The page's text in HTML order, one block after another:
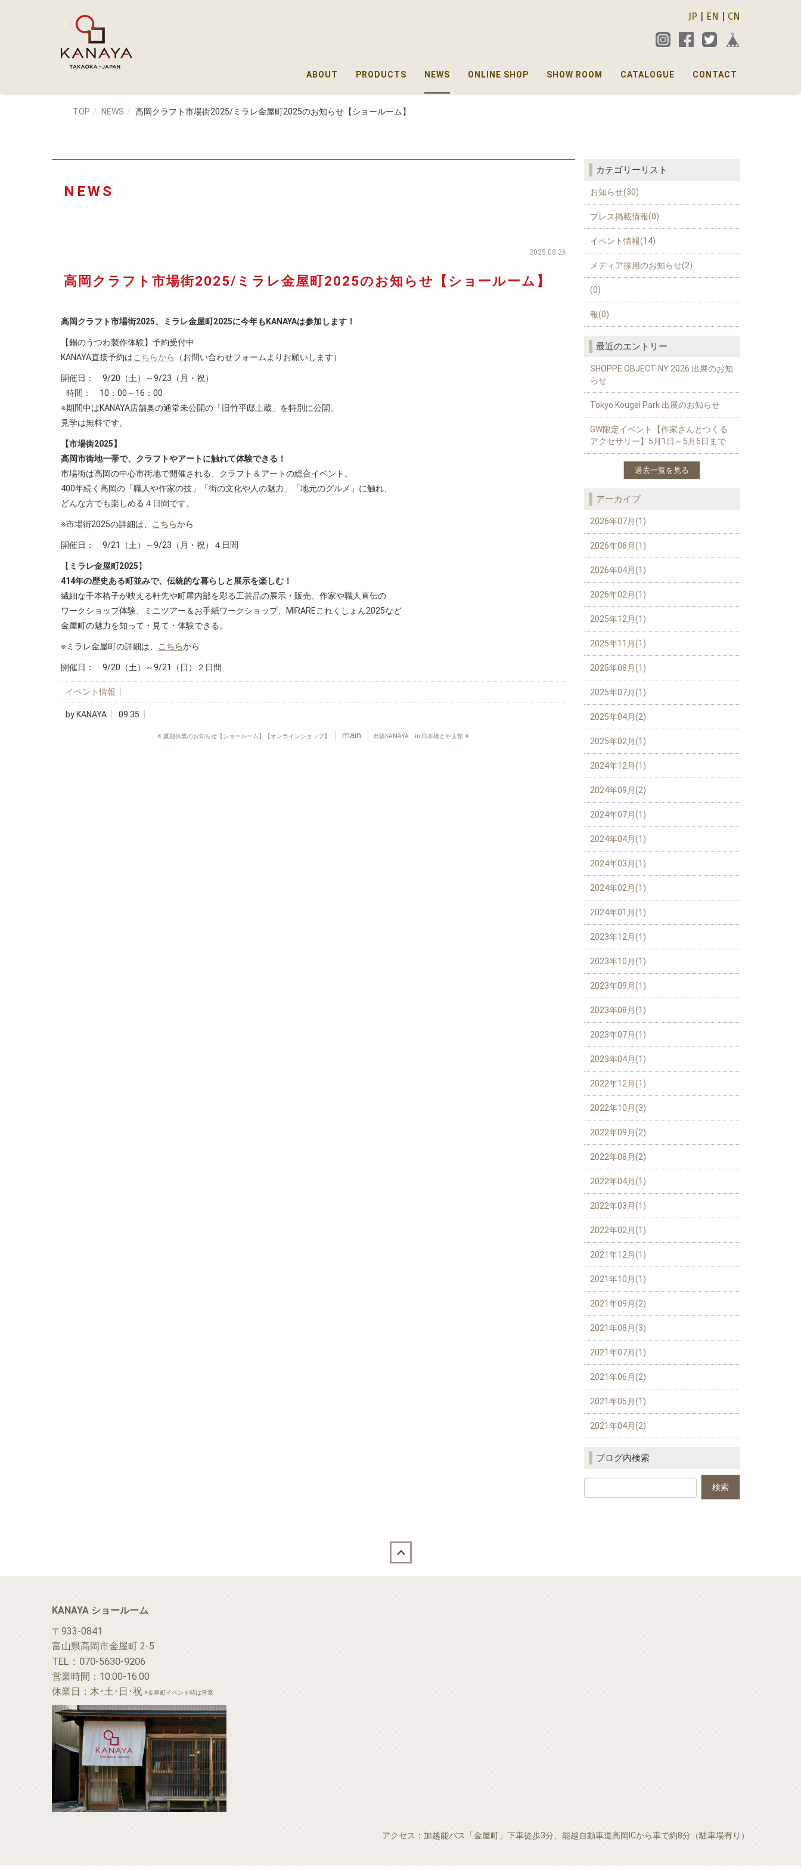
JP EN CN
ABOUT PRODUCTS NEWS ONLINE SHOP SHOW ROOM CATALOGUE CONTACT
TOP NEWS 高岡クラフト市場街2025/ミラレ金屋町2025のお知らせ【ショールーム】
NEWS
2025.08.26
高岡クラフト市場街2025/ミラレ金屋町2025のお知らせ【ショールーム】
高岡クラフト市場街2025、ミラレ金屋町2025に今年もKANAYAは参加します！
【錫のうつわ製作体験】予約受付中
KANAYA直接予約はこちらから （お問い合わせフォームよりお願いします）
開催日： 9/20（土）～9/23（月・祝）
時間： 10：00～16：00
※期間中はKANAYA店舗奥の通常未公開の「旧竹平邸土蔵」を特別に公開。
見学は無料です。
【市場街2025】
高岡市街地一帯で、クラフトやアートに触れて体験できる！
市場街は高岡の中心市街地で開催される、クラフト＆アートの総合イベント。
400年続く高岡の「職人や作家の技」「街の文化や人の魅力」「地元のグルメ」に触れ、
どんな方でも楽しめる４日間です。
※市場街2025の詳細は、 こちらから
開催日： 9/21（土）～9/23（月・祝）４日間
【 ミラレ金屋町2025】
414年の歴史ある町並みで、伝統的な暮らしと展示を楽しむ！
繊細な千本格子が映える軒先や町屋内部を彩る工芸品の展示・販売、作家や職人直伝の
ワークショップ体験、ミニツアー＆お手紙ワークショップ、MIRAREこれくしょん2025など
金屋町の魅力を知って・見て・体験できる。
※ミラレ金屋町の詳細は、 こちらから
開催日： 9/20（土）～9/21（日）２日間
イベント情報
by KANAYA 09:35
«夏期休業のお知らせ【ショールーム】【オンラインショップ】 main 出張KANAYA in 日本橋とやま館 »
カテゴリーリスト
お知らせ(30)
プレス掲載情報(0)
イベント情報(14)
メディア採用のお知らせ(2)
(0)
報(0)
最近のエントリー
SHOPPE OBJECT NY 2026 出展のお知
らせ
Tokyo Kougei Park 出展のお知らせ
GW限定イベント【作家さんとつくる
アクセサリー】5月1日～5月6日まで
過去一覧を見る
アーカイブ
2026年07月(1)
2026年06月(1)
2026年04月(1)
2026年02月(1)
2025年12月(1)
2025年11月(1)
2025年08月(1)
2025年07月(1)
2025年04月(2)
2025年02月(1)
2024年12月(1)
2024年09月(2)
2024年07月(1)
2024年04月(1)
2024年03月(1)
2024年02月(1)
2024年01月(1)
2023年12月(1)
2023年10月(1)
2023年09月(1)
2023年08月(1)
2023年07月(1)
2023年04月(1)
2022年12月(1)
2022年10月(3)
2022年09月(2)
2022年08月(2)
2022年04月(1)
2022年03月(1)
2022年02月(1)
2021年12月(1)
2021年10月(1)
2021年09月(2)
2021年08月(3)
2021年07月(1)
2021年06月(2)
2021年05月(1)
2021年04月(2)
ブログ内検索
KANAYA ショールーム
〒933-0841
富山県高岡市金屋町 2-5
TEL：070-5630-9206
営業時間：10:00-16:00
休業日：木･土･日･祝 ※金屋町イベント時は営業
アクセス：加越能バス「金屋町」下車徒歩3分、能越自動車道高岡ICから車で約8分（駐車場有り）
Back to top